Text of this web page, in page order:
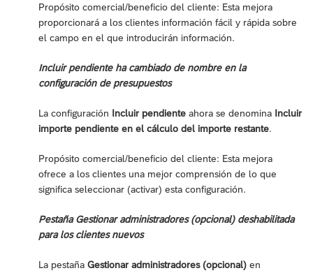
Propósito comercial/beneficio del cliente: Esta mejora
proporcionará a los clientes información fácil y rápida sobre
el campo en el que introducirán información.
Incluir pendiente ha cambiado de nombre en la
configuración de presupuestos
La configuración Incluir pendiente ahora se denomina Incluir
importe pendiente en el cálculo del importe restante.
Propósito comercial/beneficio del cliente: Esta mejora
ofrece a los clientes una mejor comprensión de lo que
significa seleccionar (activar) esta configuración.
Pestaña Gestionar administradores (opcional) deshabilitada
para los clientes nuevos
La pestaña Gestionar administradores (opcional) en